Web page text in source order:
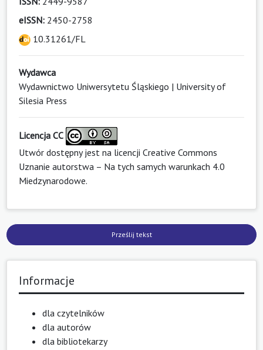
eISSN: 2450-2758
10.31261/FL
Wydawca
Wydawnictwo Uniwersytetu Śląskiego | University of
Silesia Press
Licencja CC
Utwór dostępny jest na licencji Creative Commons
Uznanie autorstwa – Na tych samych warunkach 4.0
Miedzynarodowe.
Prześlij tekst
Informacje
dla czytelników
dla autorów
dla bibliotekarzy